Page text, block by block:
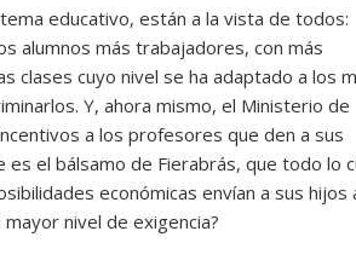
educativo, están a la vista de todos:
alumnos más trabajadores, con más
clases cuyo nivel se ha adaptado a los
Y, ahora mismo, el Ministerio de
a los profesores que den a sus
es el bálsamo de Fierabrás, que todo lo
económicas envían a sus hijos
nivel de exigencia?